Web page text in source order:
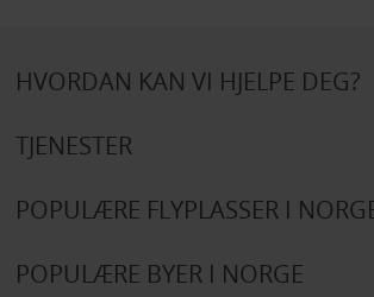
HVORDAN KAN VI HJELPE DEG?
TJENESTER
POPULÆRE FLYPLASSER I
POPULÆRE BYER I NORGE